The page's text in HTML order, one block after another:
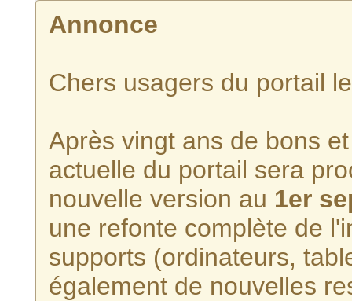
Annonce
Chers usagers du portail
Après vingt ans de bons
actuelle du portail sera
nouvelle version au 1er
une refonte complète de
supports (ordinateurs,
également de nouvelles